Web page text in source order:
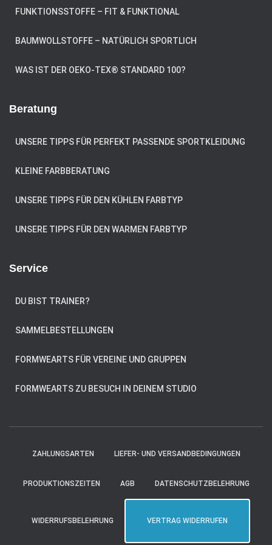
FUNKTIONSSTOFFE – FIT & FUNKTIONAL
BAUMWOLLSTOFFE – NATÜRLICH SPORTLICH
WAS IST DER OEKO-TEX® STANDARD 100?
Beratung
UNSERE TIPPS FÜR PERFEKT PASSENDE SPORTKLEIDUNG
KLEINE FARBBERATUNG
UNSERE TIPPS FÜR DEN KÜHLEN FARBTYP
UNSERE TIPPS FÜR DEN WARMEN FARBTYP
Service
DU BIST TRAINER?
SAMMELBESTELLUNGEN
FORMWEARTS FÜR VEREINE UND GRUPPEN
FORMWEARTS ZU BESUCH IN DEINEM STUDIO
ZAHLUNGSARTEN LIEFER- UND VERSANDBEDINGUNGEN
PRODUKTIONSZEITEN AGB DATENSCHUTZBELEHRUNG
WIDERRUFSBELEHRUNG VERTRAG WIDERRUFEN